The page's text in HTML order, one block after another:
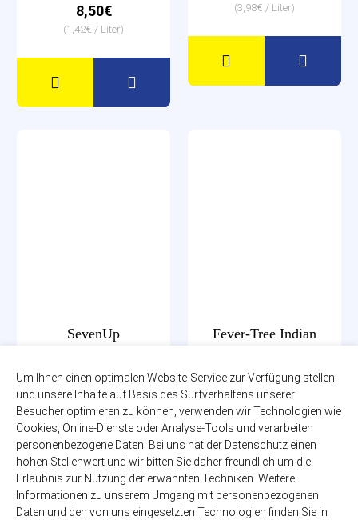
8,50€
(1,42€ / Liter)
(3,98€ / Liter)
SevenUp
zzgl. 3,30€ Pfand
PET-MEHRWEG
14,99€
(1,25€ / Liter)
Fever-Tree Indian
8 x 0,50l
zzgl. 2,70€ Pfand
Glas-MEHRWEG
21,99€
(5,50€ / Liter)
Um Ihnen einen optimalen Website-Service zur Verfügung stellen
und unsere Inhalte auf Basis des Surfverhaltens unserer
Besucher optimieren zu können, verwenden wir Technologien wie
Cookies, Online-Dienste oder Analyse-Tools und verarbeiten
personenbezogene Daten. Bei uns hat der Datenschutz einen
hohen Stellenwert und wir bitten Sie daher freundlich um die
Erlaubnis zur Nutzung der erwähnten Techniken. Weitere
Informationen zu unserem Umgang mit personenbezogenen
Daten und den von uns eingesetzten Technologien finden Sie in